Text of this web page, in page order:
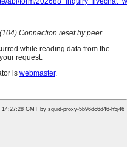
odgovoriti, pošaljite
i dostupan
metalna
spojnica
spojevi s dvostrukom